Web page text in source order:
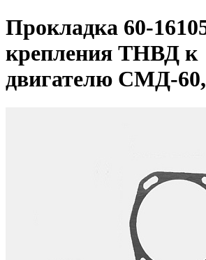
Прокладка 60-
крепления ТНВД к
двигателю СМД-